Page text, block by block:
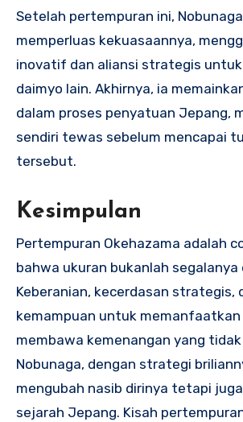
Setelah pertempuran ini,
memperluas kekuasaannya,
inovatif dan aliansi strategis
daimyo lain. Akhirnya, ia
dalam proses penyatuan Jepang,
sendiri tewas sebelum mencapai
tersebut.
Kesimpulan
Pertempuran Okehazama adalah
bahwa ukuran bukanlah segalanya
Keberanian, kecerdasan strategis,
kemampuan untuk
membawa kemenangan yang
Nobunaga, dengan strategi
mengubah nasib dirinya tetapi
sejarah Jepang. Kisah